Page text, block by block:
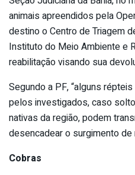
animais apreendidos pela
destino o Centro de Triagem
Instituto do Meio Ambiente e
reabilitação visando sua
Segundo a PF, “alguns
pelos investigados, caso
nativas da região, podem
desencadear o surgimento
Cobras